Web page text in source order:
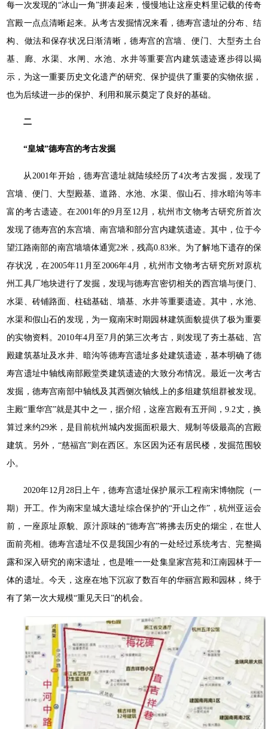
每一次发现的“冰山一角”拼凑起来，慢慢地让这座史料里记载的传奇
宫殿一点点清晰起来。从考古发掘情况来看，德寿宫遗址的分布、结
构、做法和保存状况日渐清晰，德寿宫的宫墙、便门、大型夯土台
基、廊、水渠、水闸、水池、水井等重要宫内建筑遗迹逐步得以揭
示，为这一重要历史文化遗产的研究、保护提供了重要的实物依据，
也为后续进一步的保护、利用和展示奠定了良好的基础。
二
“皇城”德寿宫的考古发掘
从2001年开始，德寿宫遗址就陆续经历了4次考古发掘，发现了
宫墙、便门、大型殿基、道路、水池、水渠、假山石、排水暗沟等丰
富的考古遗迹。在2001年的9月至12月，杭州市文物考古研究所首次
发现了德寿宫的东宫墙、南宫墙和部分宫内建筑遗迹。其中，位于今
望江路南部的南宫墙墙体通宽2米，残高0.83米。为了解地下遗存的保
存状况，在2005年11月至2006年4月，杭州市文物考古研究所对原杭
州工具厂地块进行了发掘，发现与德寿宫密切相关的西宫墙与便门、
水渠、砖铺路面、柱础基础、墙基、水井等重要遗迹。其中，水池、
水渠和假山石的发现，为一窥南宋时期园林建筑面貌提供了极为重要
的实物资料。2010年4月至7月的第三次考古，则发现了夯土基础、宫
殿建筑基址及水井、暗沟等德寿宫遗址多处建筑遗迹，基本明确了德
寿宫遗址中轴线南部殿堂类建筑遗迹的大致分布情况。最近一次考古
发掘，德寿宫南部中轴线及其西侧次轴线上的多组建筑组群被发现。
主殿“重华宫”就是其中之一，据介绍，这座宫殿有五开间，9.2丈，换
算过来约29米，是目前杭州城内发掘面积最大、规制等级最高的宫殿
建筑。另外，“慈福宫”则在西区。东区因为还有居民楼，发掘范围较
小。
2020年12月28日上午，德寿宫遗址保护展示工程南宋博物院（一
期）开工。作为南宋皇城大遗址综合保护的“开山之作”，杭州亚运会
前，一座原址原貌、原汁原味的“德寿宫”将拂去历史的烟尘，在世人
面前亮相。德寿宫遗址不仅是我国少有的一处经过系统考古、完整揭
露和深入研究的南宋遗址，也是唯一一处集皇家宫苑和江南园林于一
体的遗址。今天，这座在地下沉寂了数百年的华丽宫殿和园林，终于
有了第一次大规模“重见天日”的机会。